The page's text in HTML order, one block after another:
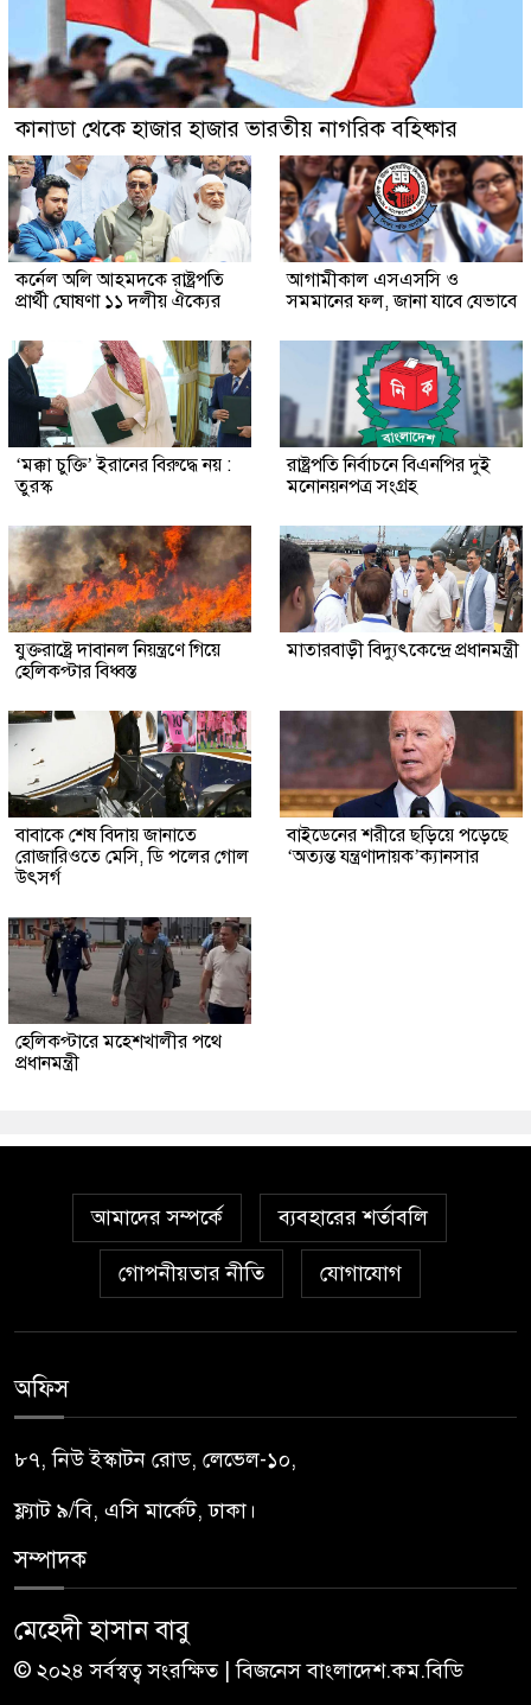
কানাডা থেকে হাজার হাজার ভারতীয় নাগরিক বহিষ্কার
কর্নেল অলি আহমদকে রাষ্ট্রপতি
প্রার্থী ঘোষণা ১১ দলীয় ঐক্যের
আগামীকাল এসএসসি ও
সমমানের ফল, জানা যাবে যেভাবে
‘মক্কা চুক্তি’ ইরানের বিরুদ্ধে নয় :
তুরস্ক
রাষ্ট্রপতি নির্বাচনে বিএনপির দুই
মনোনয়নপত্র সংগ্রহ
যুক্তরাষ্ট্রে দাবানল নিয়ন্ত্রণে গিয়ে
হেলিকপ্টার বিধ্বস্ত
মাতারবাড়ী বিদ্যুৎকেন্দ্রে প্রধানমন্ত্রী
বাবাকে শেষ বিদায় জানাতে
রোজারিওতে মেসি, ডি পলের গোল
উৎসর্গ
বাইডেনের শরীরে ছড়িয়ে পড়েছে
‘অত্যন্ত যন্ত্রণাদায়ক’ক্যানসার
হেলিকপ্টারে মহেশখালীর পথে
প্রধানমন্ত্রী
আমাদের সম্পর্কে ব্যবহারের শর্তাবলি
গোপনীয়তার নীতি যোগাযোগ
অফিস
৮৭, নিউ ইস্কাটন রোড, লেভেল-১০,
ফ্ল্যাট ৯/বি, এসি মার্কেট, ঢাকা।
সম্পাদক
মেহেদী হাসান বাবু
© ২০২৪ সর্বস্বত্ব সংরক্ষিত | বিজনেস বাংলাদেশ.কম.বিডি